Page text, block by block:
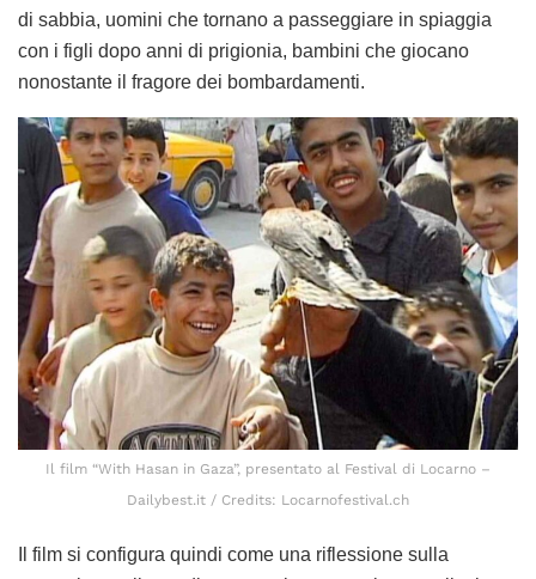
di sabbia, uomini che tornano a passeggiare in spiaggia
con i figli dopo anni di prigionia, bambini che giocano
nonostante il fragore dei bombardamenti.
Il film “With Hasan in Gaza”, presentato al Festival di Locarno –
Dailybest.it / Credits: Locarnofestival.ch
Il film si configura quindi come una riflessione sulla